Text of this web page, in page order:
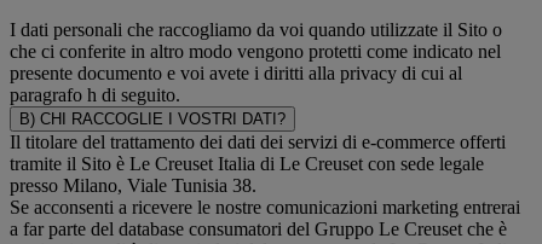
I dati personali che raccogliamo da voi quando utilizzate il Sito o
che ci conferite in altro modo vengono protetti come indicato nel
presente documento e voi avete i diritti alla privacy di cui al
paragrafo h di seguito.
B) CHI RACCOGLIE I VOSTRI DATI?
Il titolare del trattamento dei dati dei servizi di e-commerce offerti
tramite il Sito è Le Creuset Italia di Le Creuset con sede legale
presso Milano, Viale Tunisia 38.
Se acconsenti a ricevere le nostre comunicazioni marketing entrerai
a far parte del database consumatori del Gruppo Le Creuset che è